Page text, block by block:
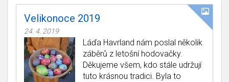
Velikonoce 2019
24. 4. 2019
Láďa Havrland nám poslal několik
záběrů z letošní hodovačky.
Děkujeme všem, kdo stále udržují
tuto krásnou tradici. Byla to